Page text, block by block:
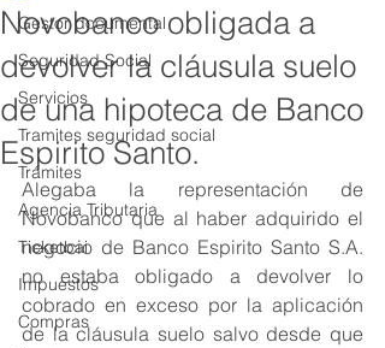
Gestor documental
Seguridad Social
Servicios
Tramites seguridad social
Trámites
Agencia Tributaria
Ticketbai
Impuestos
Compras
Novobanco obligada a
devolver la cláusula suelo
de una hipoteca de Banco
Espirito Santo.
Alegaba la representación de
Novobanco que al haber adquirido el
negocio de Banco Espirito Santo S.A.
no estaba obligado a devolver lo
cobrado en exceso por la aplicación
de la cláusula suelo salvo desde que